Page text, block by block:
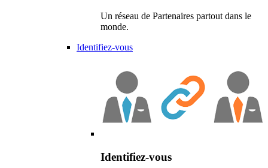
Un réseau de Partenaires partout dans le
monde.
Identifiez-vous
Identifiez-vous